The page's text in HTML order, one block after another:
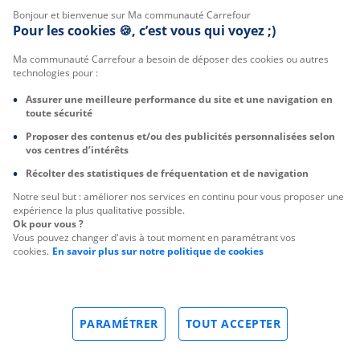
Bonjour et bienvenue sur Ma communauté Carrefour
Pour les cookies 🍪, c’est vous qui voyez ;)
Ma communauté Carrefour a besoin de déposer des cookies ou autres
technologies pour :
Assurer une meilleure performance du site et une navigation en
toute sécurité
Proposer des contenus et/ou des publicités personnalisées selon
vos centres d’intérêts
Récolter des statistiques de fréquentation et de navigation
Notre seul but : améliorer nos services en continu pour vous proposer une
expérience la plus qualitative possible.
Ok pour vous ?
Vous pouvez changer d'avis à tout moment en paramétrant vos
cookies. En savoir plus sur notre politique de cookies
TOUT ACCEPTER
PARAMÉTRER